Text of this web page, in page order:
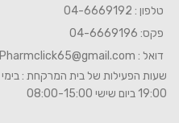
טלפון : 04-6669192
פקס: 04-6669196
דואל : Pharmclick65@gmail.com
19:00 ביום שישי 08:00-15:00